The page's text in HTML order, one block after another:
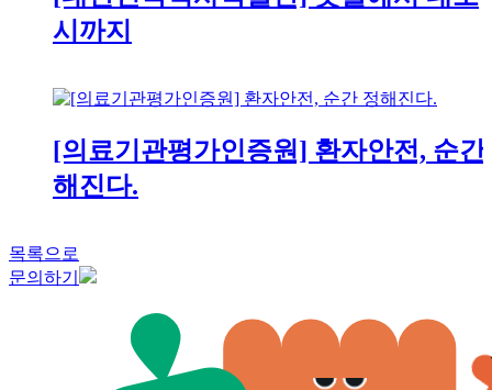
시까지
[의료기관평가인증원] 환자안전, 순간
해진다.
목록으로
문의하기